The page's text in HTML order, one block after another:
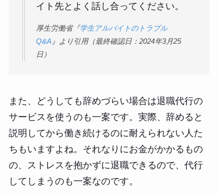
イト先とよく話し合ってください。
厚生労働省『学生アルバイトのトラブル
Q&A 』より引用（最終確認日：2024年3月25
日）
また、どうしても辞めづらい場合は退職代行の
サービスを使うのも一案です。実際、辞めると
説明してから働き続けるのに耐えられない人た
ちもいますよね。それなりにお金がかかるもの
の、ストレスを抱かずに退職できるので、代行
してしまうのも一案なのです。